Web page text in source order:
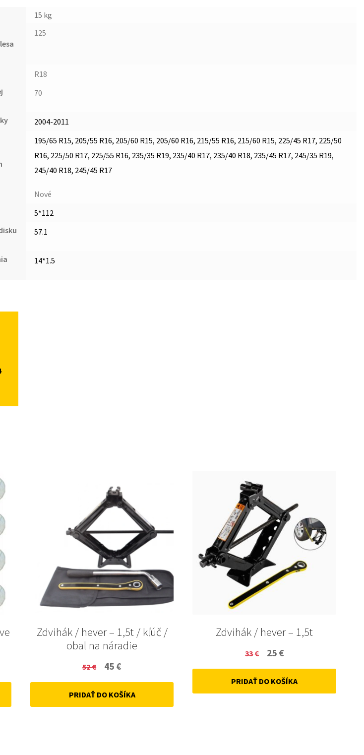
15 kg
125
R18
70
2004-2011
195/65 R15, 205/55 R16, 205/60 R15, 205/60 R16, 215/55 R16, 215/60 R15, 225/45 R17, 225/50
R16, 225/50 R17, 225/55 R16, 235/35 R19, 235/40 R17, 235/40 R18, 235/45 R17, 245/35 R19,
245/40 R18, 245/45 R17
Nové
5*112
57.1
14*1.5
Zdvihák / hever – 1,5t / kľúč /
obal na náradie
52€
Original
price
was:
45 €Current
price
is:
PRIDAŤ DO KOŠÍKA
Zdvihák / hever – 1,5t
33€
Original
price
was:
25 €Current
price
is:
PRIDAŤ DO KOŠÍKA